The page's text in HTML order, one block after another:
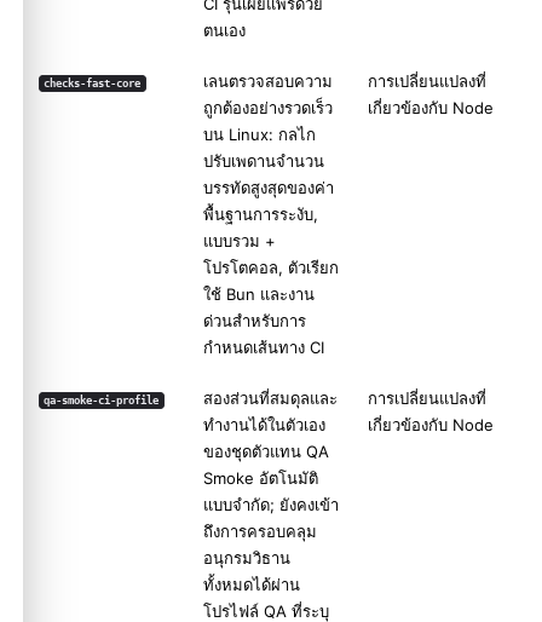
ตนเอง
checks-fast-core
เลนตรวจสอบความ
ถูกต้องอย่างรวดเร็ว
บน Linux: กลไก
ปรับเพดานจำนวน
บรรทัดสูงสุดของค่า
พื้นฐานการระงับ,
แบบรวม +
โปรโตคอล, ตัวเรียก
ใช้ Bun และงาน
ด่วนสำหรับการ
กำหนดเส้นทาง CI
การเปลี่ยนแปลงที่
เกี่ยวข้องกับ Node
qa-smoke-ci-profile
สองส่วนที่สมดุลและ
ทำงานได้ในตัวเอง
ของชุดตัวแทน QA
Smoke อัตโนมัติ
แบบจำกัด; ยังคงเข้า
ถึงการครอบคลุม
อนุกรมวิธาน
ทั้งหมดได้ผ่าน
โปรไฟล์ QA ที่ระบุ
การเปลี่ยนแปลงที่
เกี่ยวข้องกับ Node